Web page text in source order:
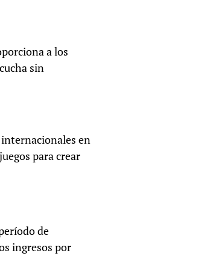
a los
sin
internacionales en
para crear
de
ingresos por